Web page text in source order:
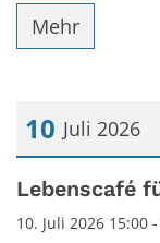
Mehr
10 Juli 2026
Datum: 10. Juli
Lebenscafé
10. Juli 2026 15:00